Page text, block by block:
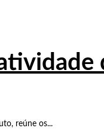
reúne os...